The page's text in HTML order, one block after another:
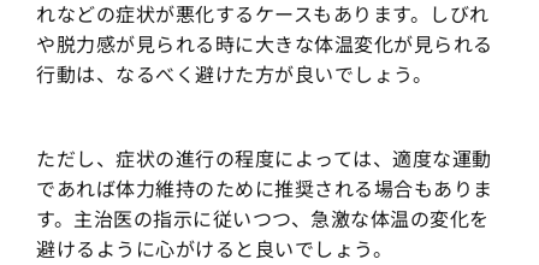
れなどの症状が悪化するケースもあります。しびれ
や脱力感が見られる時に大きな体温変化が見られる
行動は、なるべく避けた方が良いでしょう。
ただし、症状の進行の程度によっては、適度な運動
であれば体力維持のために推奨される場合もありま
す。主治医の指示に従いつつ、急激な体温の変化を
避けるように心がけると良いでしょう。